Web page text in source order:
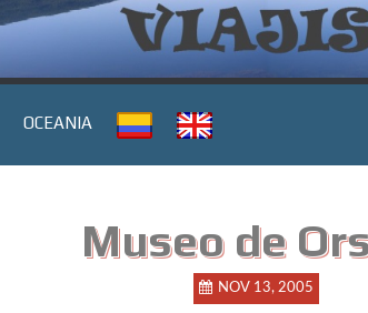
OCEANIA
Museo de
NOV 13, 2005